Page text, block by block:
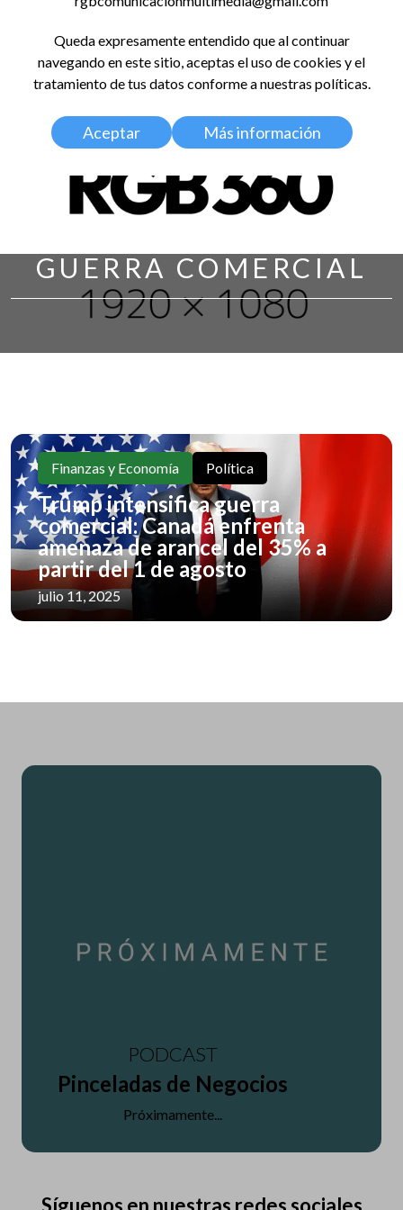
LinkedIn
RED GLOBAL
BALDOSA 360
GUERRA COMERCIAL
Finanzas y Economía Política
Trump intensifica guerra
comercial: Canadá enfrenta
amenaza de arancel del 35% a
partir del 1 de agosto
julio 11, 2025
PODCAST
Pinceladas de Negocios
Próximamente...
Síguenos en nuestras redes sociales
Queda expresamente entendido que al continuar
navegando en este sitio, aceptas el uso de cookies y el
tratamiento de tus datos conforme a nuestras políticas.
Aceptar Más información